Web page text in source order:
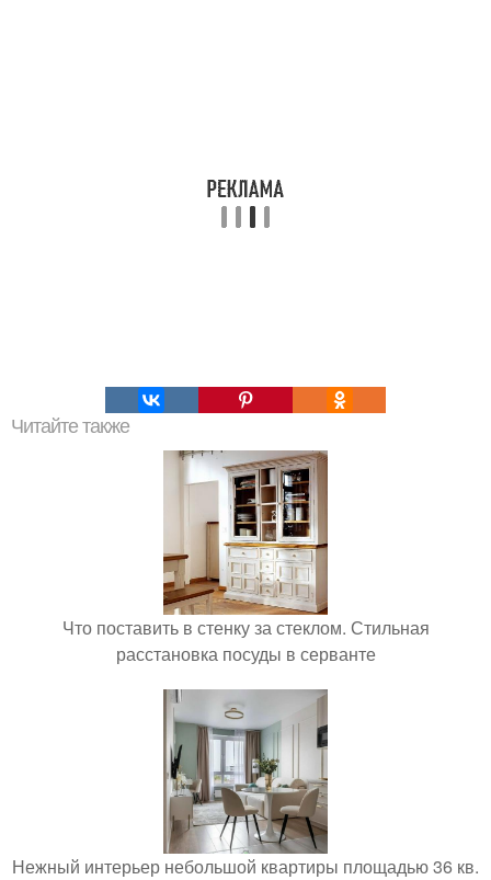
Читайте также
Что поставить в стенку за стеклом. Стильная
расстановка посуды в серванте
Нежный интерьер небольшой квартиры площадью 36 кв.